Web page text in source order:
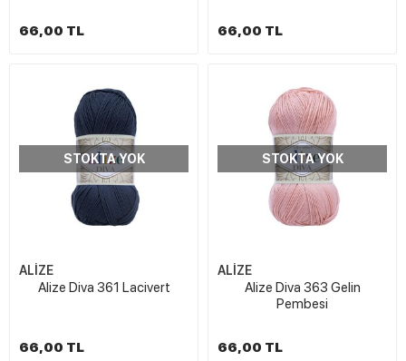
66,00 TL 66,00 TL
STOKTA YOK
ALİZE
Alize Diva 361 Lacivert
66,00 TL
STOKTA YOK
ALİZE
Alize Diva 363 Gelin
Pembesi
66,00 TL